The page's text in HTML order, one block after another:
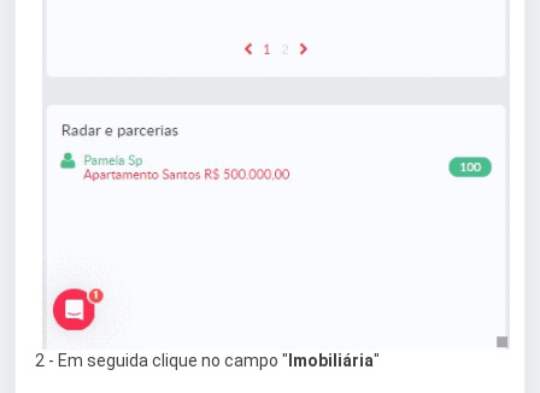
2 - Em seguida clique no campo " Imobiliária"